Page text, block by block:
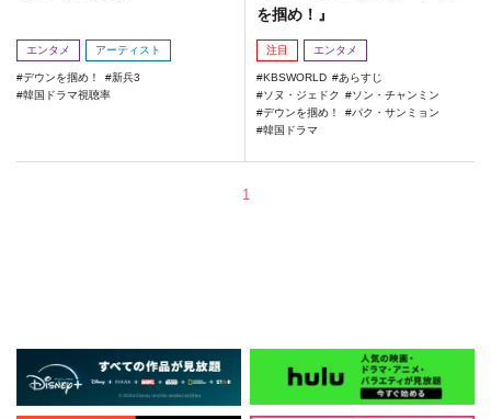
エンタメ アーティスト
デウンを掴め！
新兵3
韓国ドラマ視聴率
を掴め！』
注目 エンタメ
KBSWORLD
あらすじ
ソヌ・ジェドク
ソン・チャンミン
デウンを掴め！
パク・サンミョン
韓国ドラマ
1